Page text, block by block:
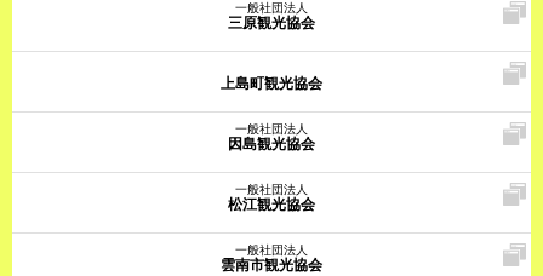
一般社団法人
三原観光協会
上島町観光協会
一般社団法人
因島観光協会
一般社団法人
松江観光協会
一般社団法人
雲南市観光協会